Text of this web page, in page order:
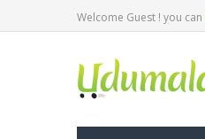
Welcome Guest ! you can